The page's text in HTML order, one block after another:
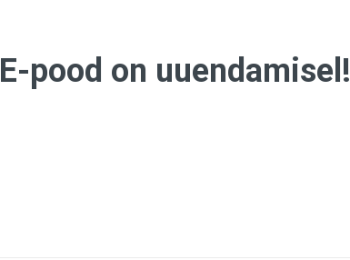
E-pood on uuendamisel!